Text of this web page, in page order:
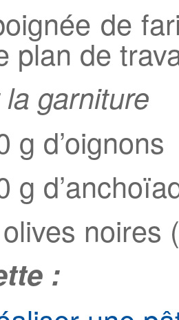
de
plan de
garniture
g d’oignons
g
noires (
: